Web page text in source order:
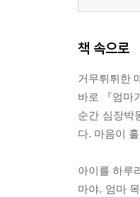
성찰 할머니,
철학 내 마
교육법 『달
부록 제님씨
책 속으로
거무튀튀한
바로 『엄마
순간 심장박
다. 마음이
아이를 하루
마야. 엄마